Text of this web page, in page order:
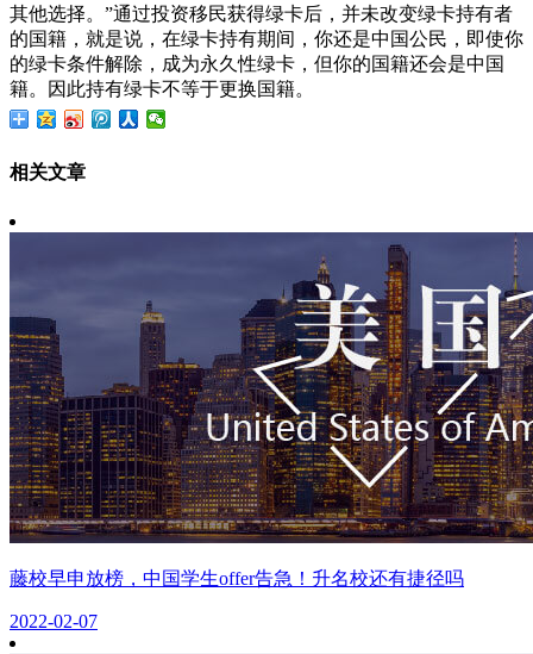
其他选择。”通过投资移民获得绿卡后，并未改变绿卡持有者
的国籍，就是说，在绿卡持有期间，你还是中国公民，即使你
的绿卡条件解除，成为永久性绿卡，但你的国籍还会是中国
籍。因此持有绿卡不等于更换国籍。
相关文章
藤校早申放榜，中国学生offer告急！升名校还有捷径吗
2022-02-07